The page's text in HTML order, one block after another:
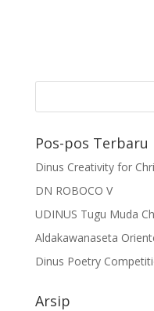
Pos-pos Terbaru
Dinus Creativity for
DN ROBOCO V
UDINUS Tugu Muda
Aldakawanaseta
Dinus Poetry
Arsip